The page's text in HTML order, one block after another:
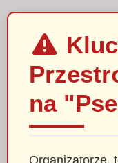
na
Organizatorze,